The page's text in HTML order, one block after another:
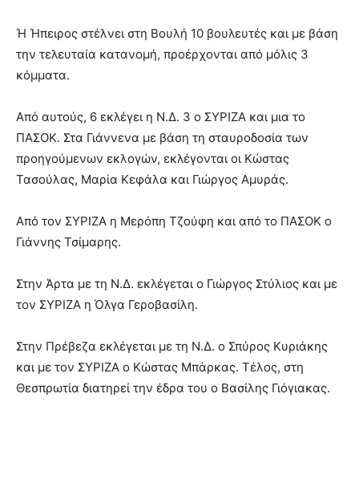
Ή Ήπειρος στέλνει στη Βουλή 10 βουλευτές και με βάση
την τελευταία κατανομή, προέρχονται από μόλις 3
κόμματα.
Από αυτούς, 6 εκλέγει η Ν.Δ. 3 ο ΣΥΡΙΖΑ και μια το
ΠΑΣΟΚ. Στα Γιάννενα με βάση τη σταυροδοσία των
προηγούμενων εκλογών, εκλέγονται οι Κώστας
Τασούλας, Μαρία Κεφάλα και Γιώργος Αμυράς.
Από τον ΣΥΡΙΖΑ η Μερόπη Τζούφη και από το ΠΑΣΟΚ ο
Γιάννης Τσίμαρης.
Στην Άρτα με τη Ν.Δ. εκλέγεται ο Γιώργος Στύλιος και με
τον ΣΥΡΙΖΑ η Όλγα Γεροβασίλη.
Στην Πρέβεζα εκλέγεται με τη Ν.Δ. ο Σπύρος Κυριάκης
και με τον ΣΥΡΙΖΑ ο Κώστας Μπάρκας. Τέλος, στη
Θεσπρωτία διατηρεί την έδρα του ο Βασίλης Γιόγιακας.